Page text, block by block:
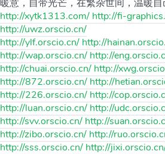
暖意，自带光芒，在繁杂世间，温暖自
http://xytk1313.com/ http://fi-
http://uwz.orscio.cn/
http://ylf.orscio.cn/ http://
http://wap.orscio.cn/ http://
http://chuai.orscio.cn/ http://
http://872.orscio.cn/ http://
http://226.orscio.cn/ http://
http://luan.orscio.cn/ http://
http://svv.orscio.cn/ http://
http://zibo.orscio.cn/ http://
http://sss.orscio.cn/ http://